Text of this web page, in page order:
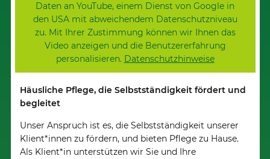
Daten an YouTube, einem Dienst von Google in
den USA mit abweichendem Datenschutzniveau
zu. Mit Ihrer Zustimmung können wir Ihnen das
Video anzeigen und die Benutzererfahrung
personalisieren. Datenschutzhinweise
Häusliche Pflege, die Selbstständigkeit fördert und
begleitet
Unser Anspruch ist es, die Selbstständigkeit unserer
Klient*innen zu fördern, und bieten Pflege zu Hause.
Als Klient*in unterstützen wir Sie und Ihre